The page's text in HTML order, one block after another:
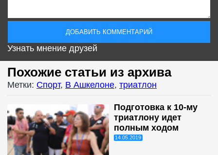
Узнать мнение друзей
Похожие статьи из архива
Метки: Спорт, В Ашкелоне, триатлон
Подготовка к 10-му
триатлону идет
полным ходом
14.05.2019